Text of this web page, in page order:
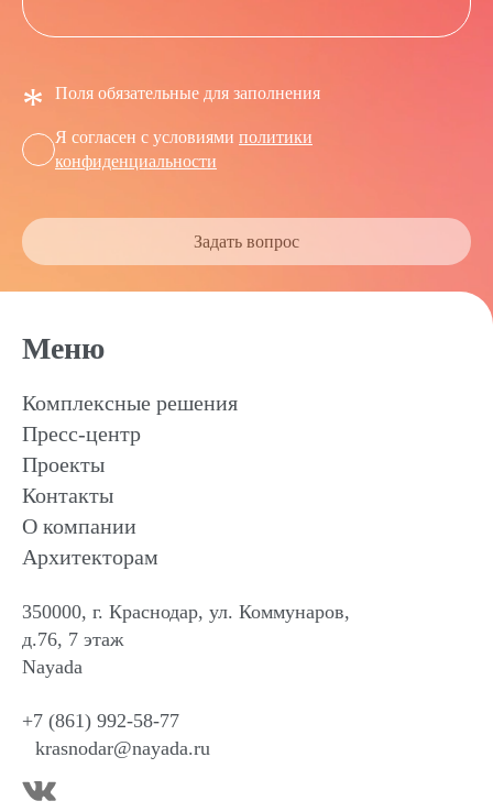
Задать вопрос
* Поля обязательные для заполнения
Я согласен с условиями политики
конфиденциальности
Меню
Комплексные решения
Пресс-центр
Проекты
Контакты
О компании
Архитекторам
350000, г. Краснодар, ул. Коммунаров,
д.76, 7 этаж
Nayada
+7 (861) 992-58-77
krasnodar@nayada.ru